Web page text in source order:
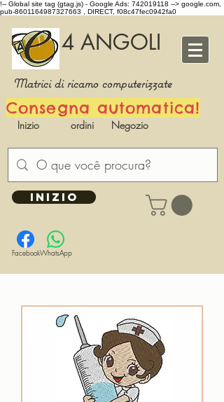
!-- Global site tag (gtag.js) - Google Ads: 742019118 --> google.com,
pub-8601164987327663 , DIRECT, f08c47fec0942fa0
4 ANGOLI
Matrici di ricamo computerizzate
Consegna automatica!
Inizio ordini Negozio
INIZIO
FacebookWhatsApp